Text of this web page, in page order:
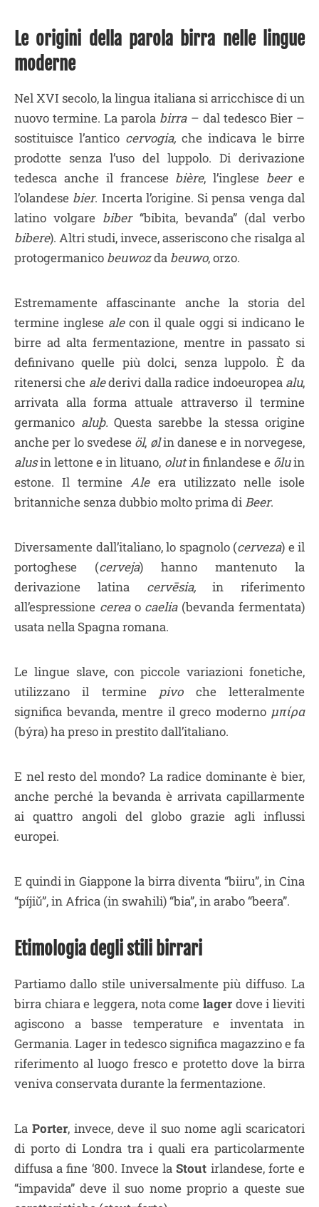
Le origini della parola birra nelle lingue
moderne
Nel XVI secolo, la lingua italiana si arricchisce di un
nuovo termine. La parola birra– dal tedesco Bier –
sostituisce l’antico cervogia, che indicava le birre
prodotte senza l’uso del luppolo. Di derivazione
tedesca anche il francese bière, l’inglese beere
l’olandese bier. Incerta l’origine. Si pensa venga dal
latino volgare biber “bibita, bevanda” (dal verbo
bibere). Altri studi, invece, asseriscono che risalga al
protogermanico beuwozda beuwo, orzo.
Estremamente affascinante anche la storia del
termine inglese alecon il quale oggi si indicano le
birre ad alta fermentazione, mentre in passato si
definivano quelle più dolci, senza luppolo. È da
ritenersi che alederivi dalla radice indoeuropea alu,
arrivata alla forma attuale attraverso il termine
germanico aluþ.Questa sarebbe la stessa origine
anche per lo svedese öl, ølin danese e in norvegese,
alusin lettone e in lituano, olutin finlandese e õluin
estone. Il termineAleera utilizzato nelle isole
britanniche senza dubbio molto prima diBeer.
Diversamente dall’italiano, lo spagnolo (cerveza) e il
portoghese (cerveja) hanno mantenuto la
derivazione latina cervēsia,in riferimento
all’espressione cereao caelia(bevanda fermentata)
usata nella Spagna romana.
Le lingue slave, con piccole variazioni fonetiche,
utilizzano il termine pivoche letteralmente
significa bevanda, mentre il greco modernoμπίρα
(býra) ha preso in prestito dall’italiano.
E nel resto del mondo? La radice dominante è bier,
anche perché la bevanda è arrivata capillarmente
ai quattro angoli del globo grazie agli influssi
europei.
E quindi in Giappone la birra diventa “biiru”, in Cina
“píjiǔ”, in Africa (in swahili) “bia”, in arabo “beera”.
Etimologia degli stili birrari
Partiamo dallo stile universalmente più diffuso. La
birra chiara e leggera, nota come lager dove i lieviti
agiscono a basse temperature e inventata in
Germania. Lager in tedesco significa magazzino e fa
riferimento al luogo fresco e protetto dove la birra
veniva conservata durante la fermentazione.
LaPorter, invece, deve il suo nome agli scaricatori
di porto di Londra tra i quali era particolarmente
diffusa a fine ‘800. Invece laStout irlandese, forte e
“impavida” deve il suo nome proprio a queste sue